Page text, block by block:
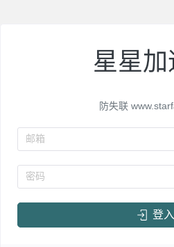
星星
防失联
邮箱
密码
登入